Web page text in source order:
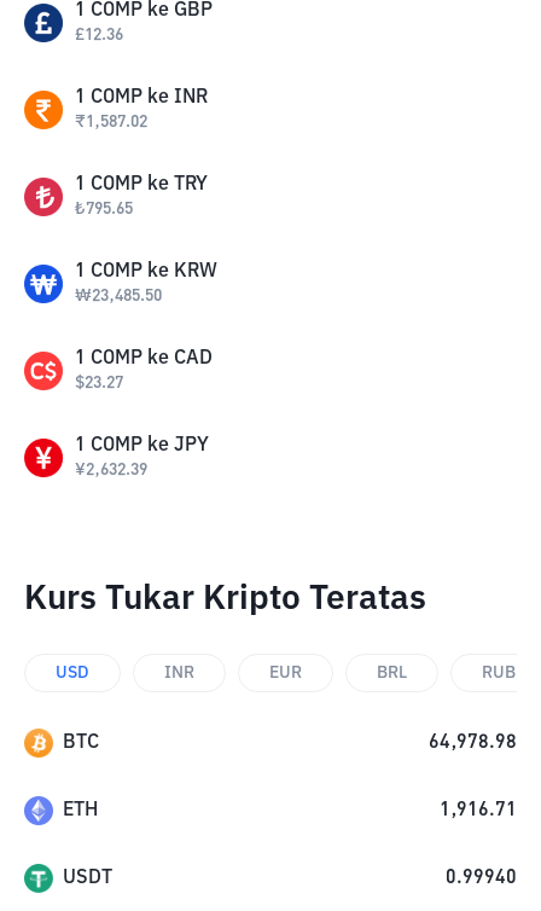
1 COMP ke GBP
£12.36
1 COMP ke INR
₹1,587.02
1 COMP ke TRY
₺795.65
1 COMP ke KRW
₩23,485.50
1 COMP ke CAD
$23.27
1 COMP ke JPY
¥2,632.39
Kurs Tukar Kripto Teratas
USD INR EUR BRL RUB
BTC 64,978.98
ETH 1,916.71
USDT 0.99940